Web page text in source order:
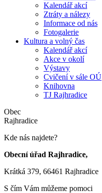
Kalendář akcí
Ztráty a nálezy
Informace od nás
Fotogalerie
Kultura a volný čas
Kalendář akcí
Akce v okolí
Výstavy
Cvičení v sále OÚ
Knihovna
TJ Rajhradice
Obec
Rajhradice
Kde nás najdete?
Obecní úřad Rajhradice,
Krátká 379, 66461 Rajhradice
S čím Vám můžeme pomoci